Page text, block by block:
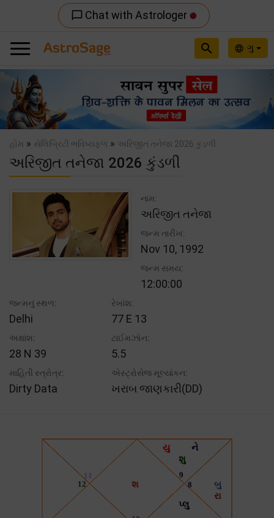
chat_bubble_outline Chat with Astrologer
language ગુ
search
Previous
હોમ » સેલિબ્રિટી ભવિષ્યફળ » અરિજીત તનેજા 2026 કુંડળી
અરિજીત તનેજા 2026 કુંડળી
નામ:
અરિજીત તનેજા
જન્મ તારીખ:
Nov 10, 1992
જન્મ સમય:
12:00:00
જન્મનું સ્થળ:
Delhi
રેખાંશ:
77 E 13
અક્ષાંશ:
28 N 39
ટાઈમઝોન:
5.5
માહિતી સ્ત્રોત્ર:
Dirty Data
એસ્ટ્રોસેજ મૂલ્યાંકન:
ખરાબ જાણકારી(DD)